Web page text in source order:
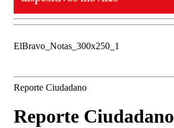
ElBravo_Notas_300x250_1
Reporte Ciudadano
Reporte Ciudadano